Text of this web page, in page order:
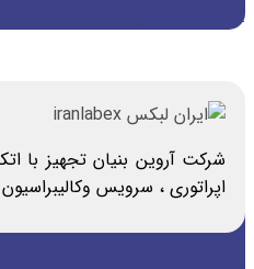
اطلاعات بیشتر
شرکت آروین بنیان تجهیز با
اپراتوری ، سرویس